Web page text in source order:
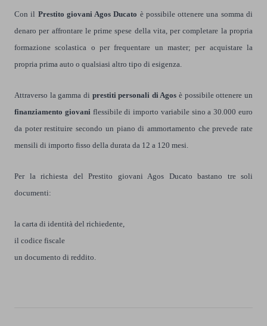
Con il Prestito giovani Agos Ducato è possibile ottenere una somma di
denaro per affrontare le prime spese della vita, per completare la propria
formazione scolastica o per frequentare un master; per acquistare la
propria prima auto o qualsiasi altro tipo di esigenza.
Attraverso la gamma di prestiti personali di Agosè possibile ottenere un
finanziamento giovani flessibile di importo variabile sino a 30.000 euro
da poter restituire secondo un piano di ammortamento che prevede rate
mensili di importo fisso della durata da 12 a 120 mesi.
Per la richiesta del Prestito giovani Agos Ducato bastano tre soli
documenti:
la carta di identità del richiedente,
il codice fiscale
un documento di reddito.